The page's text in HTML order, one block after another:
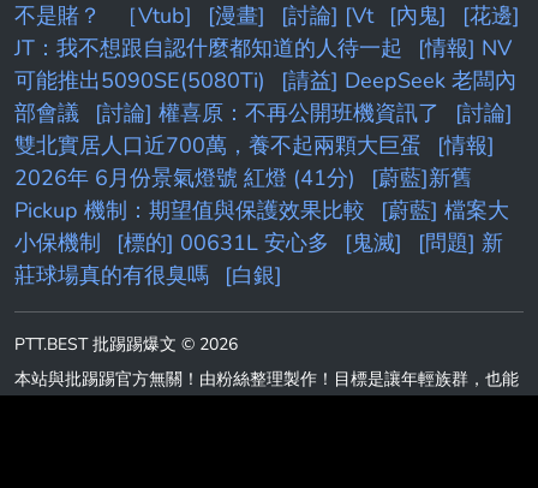
不是賭？
［Vtub] [漫畫] [討論] [Vt [內鬼]
[花邊]
JT：我不想跟自認什麼都知道的人待一起
[情報] NV
可能推出5090SE(5080Ti)
[請益] DeepSeek 老闆內
部會議
[討論] 權喜原：不再公開班機資訊了
[討論]
雙北實居人口近700萬，養不起兩顆大巨蛋
[情報]
2026年 6月份景氣燈號 紅燈 (41分)
[蔚藍]新舊
Pickup 機制：期望值與保護效果比較
[蔚藍] 檔案大
小保機制
[標的] 00631L 安心多 [鬼滅]
[問題] 新
莊球場真的有很臭嗎
[白銀]
PTT.BEST 批踢踢爆文 © 2026
本站與批踢踢官方無關！由粉絲整理製作！目標是讓年輕族群，也能